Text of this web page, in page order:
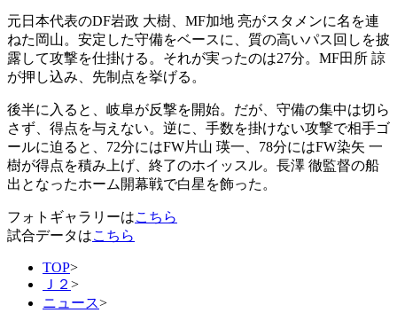
元日本代表のDF岩政 大樹、MF加地 亮がスタメンに名を連
ねた岡山。安定した守備をベースに、質の高いパス回しを披
露して攻撃を仕掛ける。それが実ったのは27分。MF田所 諒
が押し込み、先制点を挙げる。
後半に入ると、岐阜が反撃を開始。だが、守備の集中は切ら
さず、得点を与えない。逆に、手数を掛けない攻撃で相手ゴ
ールに迫ると、72分にはFW片山 瑛一、78分にはFW染矢 一
樹が得点を積み上げ、終了のホイッスル。長澤 徹監督の船
出となったホーム開幕戦で白星を飾った。
フォトギャラリーはこちら
試合データはこちら
TOP>
Ｊ２ >
ニュース>